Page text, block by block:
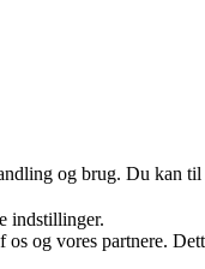
og brug. Du kan
indstillinger.
og vores partnere.